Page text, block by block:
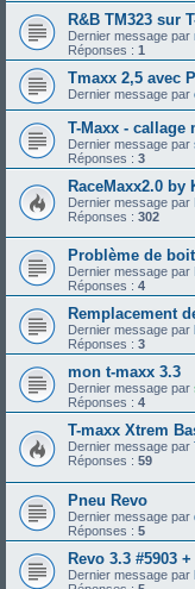
R&B TM323 sur
Dernier message par
Réponses : 1
Tmaxx 2,5 avec
Dernier message par
T-Maxx - callage
Dernier message par
Réponses : 3
RaceMaxx2.0 by
Dernier message par
Réponses : 302
Problème de
Dernier message par
Réponses : 4
Remplacement
Dernier message par
Réponses : 3
mon t-maxx 3.3
Dernier message par
Réponses : 4
T-maxx Xtrem
Dernier message par
Réponses : 59
Pneu Revo
Dernier message par
Réponses : 5
Revo 3.3 #5903
Dernier message par